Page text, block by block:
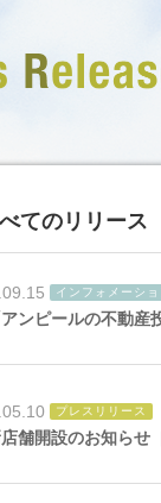
てのリリース
インフォメーショ
アンピールの不動産
プレスリリース
舗開設のお知らせ